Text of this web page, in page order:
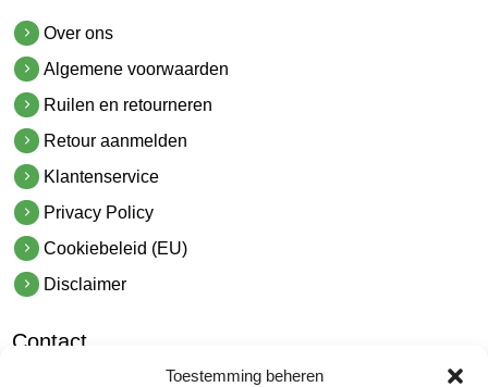
Toestemming beheren
Over ons
Algemene voorwaarden
Ruilen en retourneren
Retour aanmelden
Klantenservice
Privacy Policy
Cookiebeleid (EU)
Disclaimer
Contact